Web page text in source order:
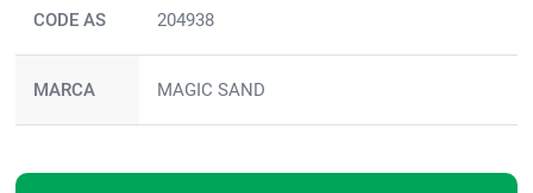
CODE AS 204938
MARCA MAGIC SAND